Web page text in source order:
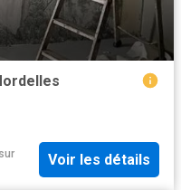
sur
Voir les détails